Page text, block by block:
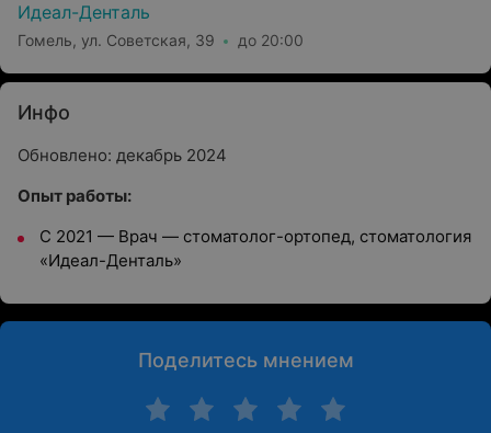
Идеал-Денталь
Гомель, ул. Советская, 39 до 20:00
Инфо
Обновлено: декабрь 2024
Опыт работы:
С 2021 — Врач — стоматолог-ортопед, стоматология
«Идеал-Денталь»
Поделитесь мнением